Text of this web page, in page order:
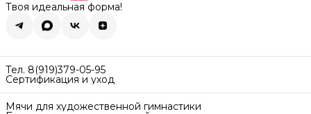
Твоя идеальная форма!
Тел. 8(919)379-05-95
Сертификация и уход
Мячи для художественной гимнастики